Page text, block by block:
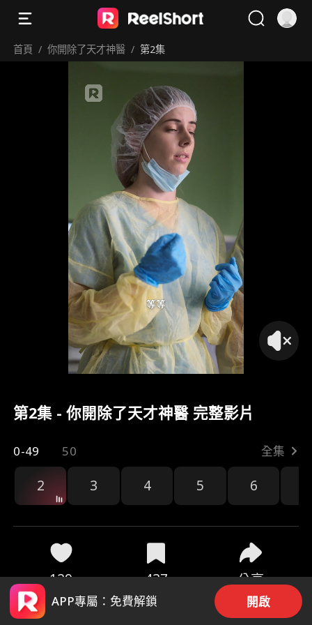
首頁 / 你開除了天才神醫 / 第2集
等等
第2集 - 你開除了天才神醫 完整影片
0-49 50 全集
2 3 4 5 6
129 437 分享
APP專屬：免費解鎖 開啟